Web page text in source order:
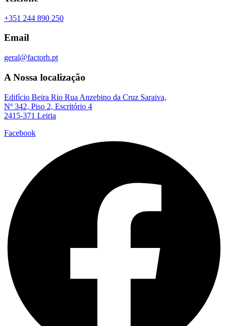
+351 244 890 250
Email
geral@factorh.pt
A Nossa localização
Edifício Beira Rio Rua Anzebino da Cruz Saraiva,
Nº 342, Piso 2, Escritório 4
2415-371 Leiria
Facebook